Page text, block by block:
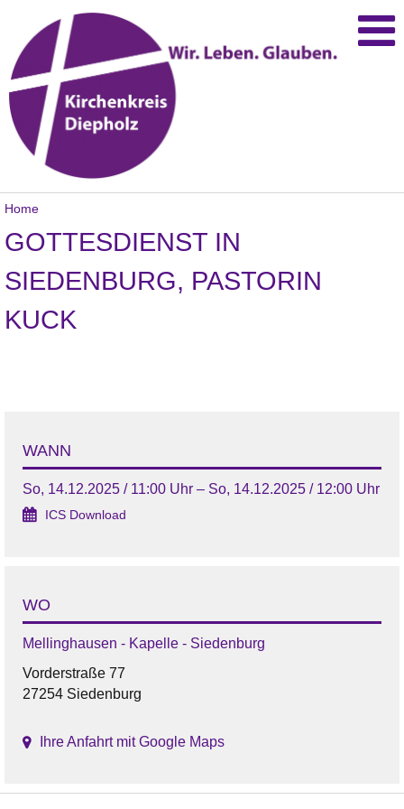
Home
GOTTESDIENST IN
SIEDENBURG, PASTORIN
KUCK
WANN
So, 14.12.2025 / 11:00 Uhr – So, 14.12.2025 / 12:00 Uhr
ICS Download
WO
Mellinghausen - Kapelle - Siedenburg
Vorderstraße 77
27254 Siedenburg
Ihre Anfahrt mit Google Maps